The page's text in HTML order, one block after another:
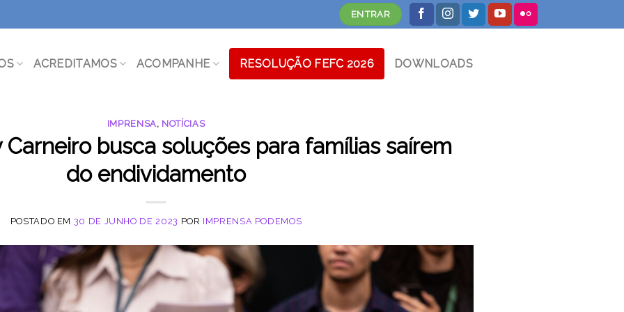
ENTRAR
ACREDITAMOS ACOMPANHE RESOLUÇÃO FEFC 2026 DOWNLOADS
IMPRENSA, NOTÍCIAS
Carneiro busca soluções para famílias saírem
do endividamento
POSTADO EM 30 DE JUNHO DE 2023 POR IMPRENSA PODEMOS